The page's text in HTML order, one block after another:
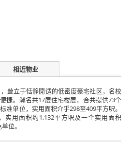
相近物业
耸立于恬静閒适的低密度豪宅社区，名校
捷。瀚名共17层住宅楼层，合共提供73个
准单位，实用面积介乎298至409平方呎。
实用面积约1,132平方呎及一个实用面积
位。